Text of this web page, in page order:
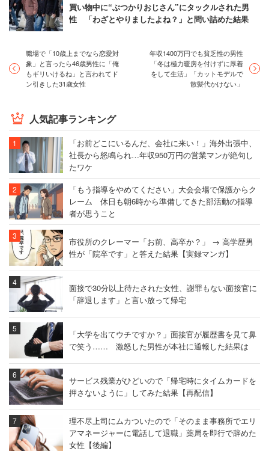
買い物中に“ぶつかりおじさん”にタックルされた男
性 「わざとやりましたよね？」と問い詰めた結果
職場で「10歳上までなら恋愛対
象」と言ったら46歳男性に「俺
もギリいけるね」と言われてド
ン引きした31歳女性
年収1400万円でも貧乏性の男性
「冬は極力暖房を付けずに厚着
をして生活」「カットモデルで
散髪代かけない」
人気記事ランキング
「お前どこにいるんだ、会社に来い！」海外出張中、
社長から怒鳴られ…年収950万円の営業マンが絶句し
たワケ
「もう指導をやめてください」大会会場で保護からク
レーム 休日も朝6時から準備してきた部活動の指導
者が思うこと
市役所のクレーマー「お前、高卒か？」 → 高学歴男
性が「院卒です」と答えた結果【実録マンガ】
面接で30分以上待たされた女性、謝罪もない面接官に
「辞退します」と言い放って帰宅
「大学を出てウチですか？」面接官が履歴書を見て鼻
で笑う…… 激怒した男性が本社に通報した結果は
サービス残業がひどいので「帰宅時にタイムカードを
押さないように」してみた結果【再配信】
理不尽上司にムカついたので「そのまま事務所でエリ
アマネージャーに電話して退職」薬局を即行で辞めた
女性【後編】